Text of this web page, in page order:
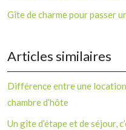
Gîte de charme pour passer
Articles similaires
Différence entre une
chambre d’hôte
Un gîte d’étape et de séjour,